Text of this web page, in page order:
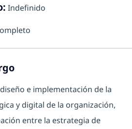
Indefinido
e implementación de la
y digital de la organización,
entre la estrategia de